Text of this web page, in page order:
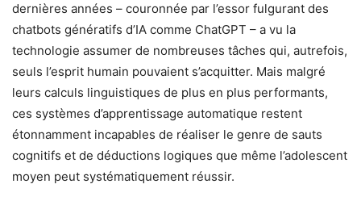
dernières années – couronnée par l’essor fulgurant des
chatbots génératifs d’IA comme ChatGPT – a vu la
technologie assumer de nombreuses tâches qui, autrefois,
seuls l’esprit humain pouvaient s’acquitter. Mais malgré
leurs calculs linguistiques de plus en plus performants,
ces systèmes d’apprentissage automatique restent
étonnamment incapables de réaliser le genre de sauts
cognitifs et de déductions logiques que même l’adolescent
moyen peut systématiquement réussir.